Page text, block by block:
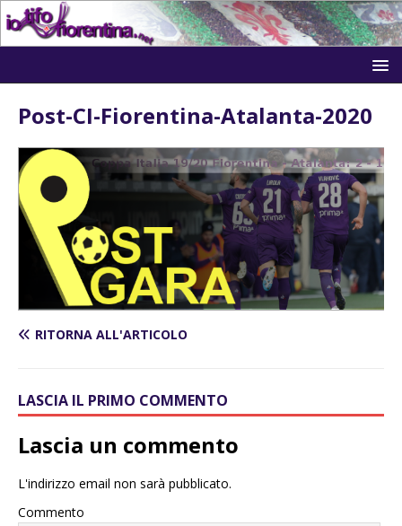
Post-CI-Fiorentina-Atalanta-2020
RITORNA ALL'ARTICOLO
LASCIA IL PRIMO COMMENTO
Lascia un commento
L'indirizzo email non sarà pubblicato.
Commento